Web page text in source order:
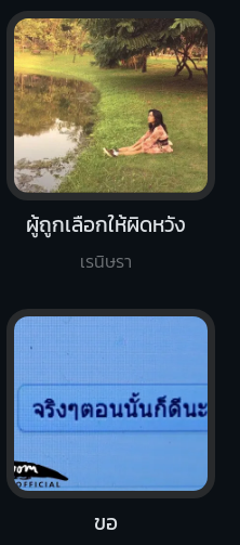
ผู้ถูกเลือกให้ผิดหวัง
เรนิษรา
ขอ